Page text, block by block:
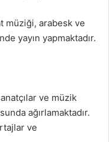
müziği, arabesk ve
yayın yapmaktadır.
ve müzik
ağırlamaktadır.
ve